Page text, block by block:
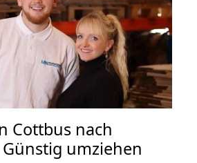
Cottbus nach
umziehen